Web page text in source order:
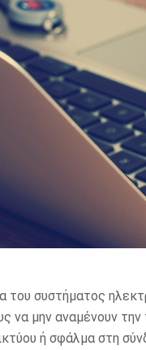
του συστήματος
να μην αναμένουν
ή σφάλμα στη